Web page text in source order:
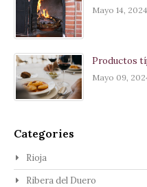
Mayo 14, 2024
Productos
Mayo 09,
Categories
Rioja
Ribera del Duero